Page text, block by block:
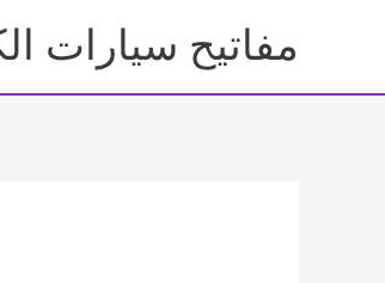
مفاتيح سيارات